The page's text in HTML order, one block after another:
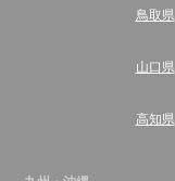
鳥取県
山口県
高知県